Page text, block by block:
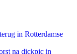
in Rotterdamse
na dickpic in